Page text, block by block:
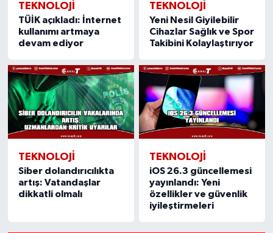
TEKNOLOJI
TÜİK açıkladı: İnternet
kullanımı artmaya
devam ediyor
TEKNOLOJI
Yeni Nesil Giyilebilir
Cihazlar Sağlık ve Spor
Takibini Kolaylaştırıyor
TEKNOLOJI
Siber dolandırıcılıkta
artış: Vatandaşlar
dikkatli olmalı
TEKNOLOJI
iOS 26.3 güncellemesi
yayınlandı: Yeni
özellikler ve güvenlik
iyileştirmeleri